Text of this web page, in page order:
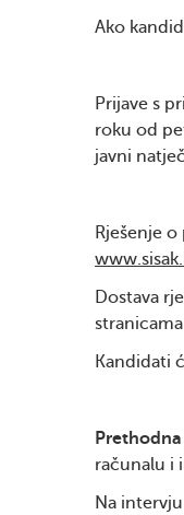
Ako
Prijave s
roku od
javni
Rješenje
Dostava
Kandidati
računalu i
Na